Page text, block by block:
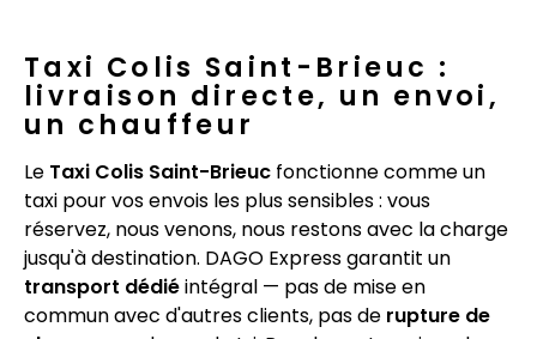
Taxi Colis Saint-Brieuc :
livraison directe, un envoi,
un chauffeur
Le Taxi Colis Saint-Brieuc fonctionne comme un
taxi pour vos envois les plus sensibles : vous
réservez, nous venons, nous restons avec la charge
jusqu'à destination. DAGO Express garantit un
transport dédiéintégral — pas de mise en
commun avec d'autres clients, pas de rupture de